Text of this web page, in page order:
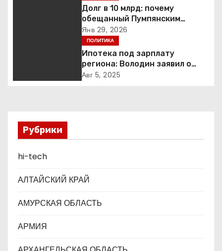
п
м
Долг в 10 млрд: почему
обещанный Пумпянским
научный центр в
Екатеринбурге так и не
построен
Янв 29, 2026
ПОЛИТИКА
Ипотека под зарплату
региона: Володин заявил о
планах дифференцировать
Авг 5, 2025
Рубрики
hi-tech
АЛТАЙСКИЙ КРАЙ
АМУРСКАЯ ОБЛАСТЬ
АРМИЯ